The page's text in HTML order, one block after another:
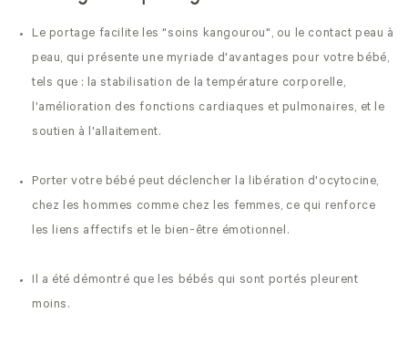
Le portage facilite les "soins kangourou", ou le contact peau à
peau, qui présente une myriade d'avantages pour votre bébé,
tels que : la stabilisation de la température corporelle,
l'amélioration des fonctions cardiaques et pulmonaires, et le
soutien à l'allaitement.
Porter votre bébé peut déclencher la libération d'ocytocine,
chez les hommes comme chez les femmes, ce qui renforce
les liens affectifs et le bien-être émotionnel.
Il a été démontré que les bébés qui sont portés pleurent
moins.